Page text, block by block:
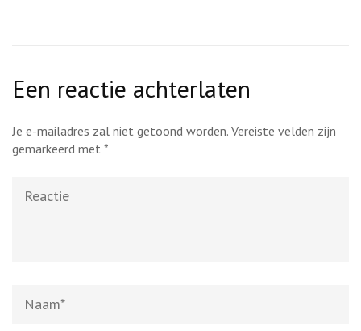
Een reactie achterlaten
Je e-mailadres zal niet getoond worden. Vereiste velden zijn
gemarkeerd met *